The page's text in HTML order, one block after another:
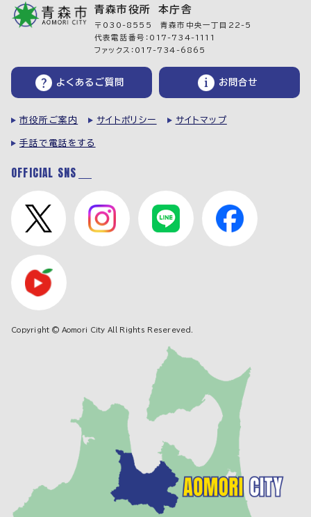
青森市役所 本庁舎
〒030-8555 青森市中央一丁目22-5
代表電話番号：017-734-1111
ファックス：017-734-6865
よくあるご質問 お問合せ
市役所ご案内 サイトポリシー サイトマップ
手話で電話をする
OFFICIAL SNS
Copyright © Aomori City All Rights Resereved.